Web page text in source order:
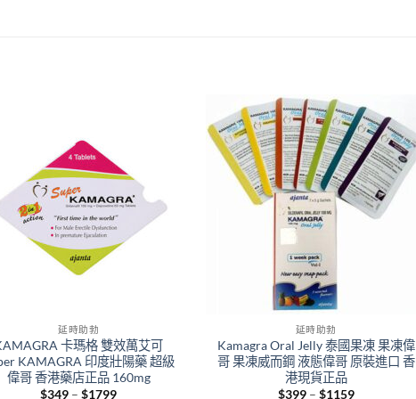
延時助勃
卡瑪格 雙效萬艾可
KAMAGRA 印度壯陽藥 超級
偉哥 香港藥店正品 160mg
$349 – $1799Price
延時助勃
Kamagra Oral Jelly 泰國果凍 果凍偉
哥 果凍威而鋼 液態偉哥 原裝進口 香
港現貨正品
$399 – $1159Price